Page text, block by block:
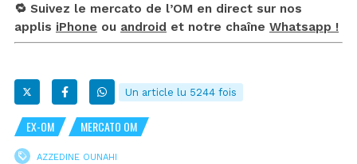
🔁 Suivez le mercato de l’OM en direct sur nos
applis iPhone ou android et notre chaîne Whatsapp !
Un article lu 5244 fois
EX-OM MERCATO OM
AZZEDINE OUNAHI